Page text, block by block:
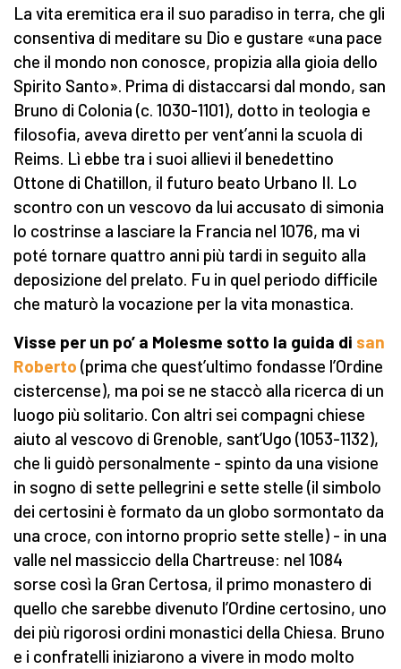
La vita eremitica era il suo paradiso in terra, che gli
consentiva di meditare su Dio e gustare «una pace
che il mondo non conosce, propizia alla gioia dello
Spirito Santo». Prima di distaccarsi dal mondo, san
Bruno di Colonia (c. 1030-1101), dotto in teologia e
filosofia, aveva diretto per vent’anni la scuola di
Reims. Lì ebbe tra i suoi allievi il benedettino
Ottone di Chatillon, il futuro beato Urbano II. Lo
scontro con un vescovo da lui accusato di simonia
lo costrinse a lasciare la Francia nel 1076, ma vi
poté tornare quattro anni più tardi in seguito alla
deposizione del prelato. Fu in quel periodo difficile
che maturò la vocazione per la vita monastica.
Visse per un po’ a Molesme sotto la guida di san
Roberto (prima che quest’ultimo fondasse l’Ordine
cistercense), ma poi se ne staccò alla ricerca di un
luogo più solitario. Con altri sei compagni chiese
aiuto al vescovo di Grenoble, sant’Ugo (1053-1132),
che li guidò personalmente - spinto da una visione
in sogno di sette pellegrini e sette stelle (il simbolo
dei certosini è formato da un globo sormontato da
una croce, con intorno proprio sette stelle) - in una
valle nel massiccio della Chartreuse: nel 1084
sorse così la Gran Certosa, il primo monastero di
quello che sarebbe divenuto l’Ordine certosino, uno
dei più rigorosi ordini monastici della Chiesa. Bruno
e i confratelli iniziarono a vivere in modo molto